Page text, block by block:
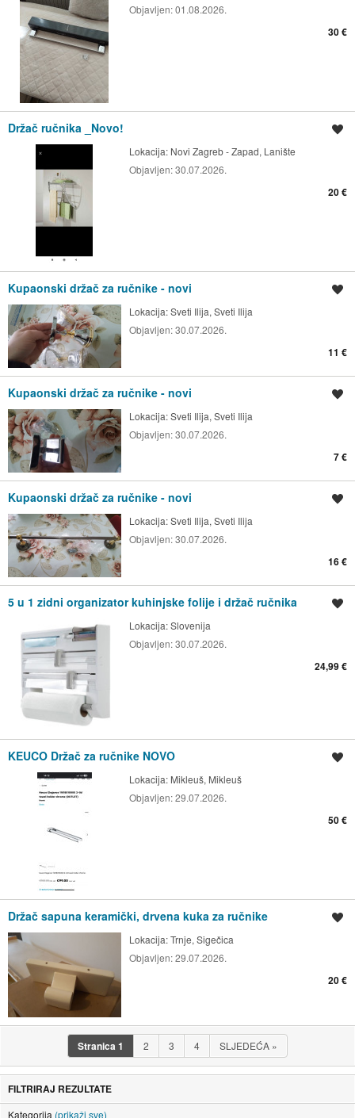
Objavljen:01.08.2026.
30 €
Držač ručnika _Novo!
Lokacija: Novi Zagreb - Zapad, Lanište
Objavljen:30.07.2026.
20 €
Kupaonski držač za ručnike - novi
Lokacija:Sveti Ilija, Sveti Ilija
Objavljen:30.07.2026.
11 €
Kupaonski držač za ručnike - novi
Lokacija:Sveti Ilija, Sveti Ilija
Objavljen:30.07.2026.
7 €
Kupaonski držač za ručnike - novi
Lokacija:Sveti Ilija, Sveti Ilija
Objavljen:30.07.2026.
16 €
5 u 1 zidni organizator kuhinjske folije i držač ručnika
Lokacija:Slovenija
Objavljen:30.07.2026.
24,99 €
KEUCO Držač za ručnike NOVO
Lokacija: Mikleuš, Mikleuš
Objavljen:29.07.2026.
50 €
Držač sapuna keramički, drvena kuka za ručnike
Lokacija:Trnje, Sigečica
Objavljen:29.07.2026.
20 €
Stranica1 2 3 4 SLJEDEĆA »
FILTRIRAJ REZULTATE
Kategorija (prikaži sve)